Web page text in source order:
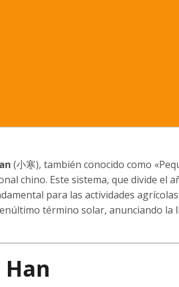
(小寒), también conocido como
chino. Este sistema, que divide el
para las actividades
término solar, anunciando la